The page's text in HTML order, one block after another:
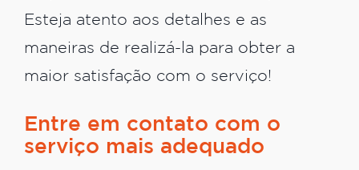
Esteja atento aos detalhes e as
maneiras de realizá-la para obter a
maior satisfação com o serviço!
Entre em contato com o
serviço mais adequado